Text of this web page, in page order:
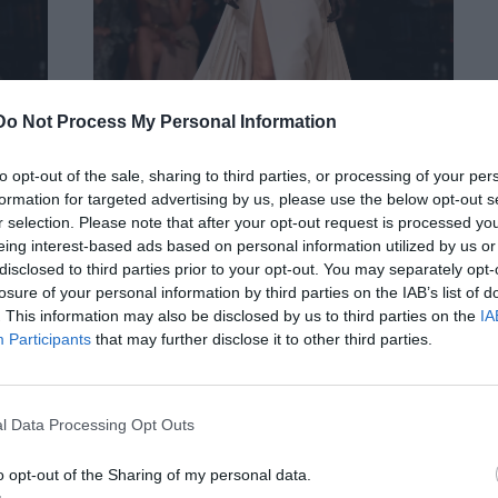
Not Process My Personal Information
opt-out of the sale, sharing to third parties, or processing of your
for targeted advertising by us, please use the below opt-out
selection. Please note that after your opt-out request is processed
interest-based ads based on personal information utilized by us
to third parties prior to your opt-out. You may separately
of your personal information by third parties on the IAB’s list of
This information may also be disclosed by us to third parties on the
Participants that may further disclose it to other third parties.
Data Processing Opt Outs
opt-out of the Sharing of my personal data.
Σαλβαδόρ Νταλίφαίνεται πως ζει ξανά τη στιγμή του.
πως οι υπερρεαλιστικοί μασκέ χοροί ήταν η
Οσουρεαλισμός, είπε, έχει να κάνει με το να
με εικόνες από θρυλικούς μασκέ χορούς: τον Richard
Taylor με iconic λευκό headpiece, τη νεαρή Mia Farrow
Black & White Ball του Truman Capote το 1966,